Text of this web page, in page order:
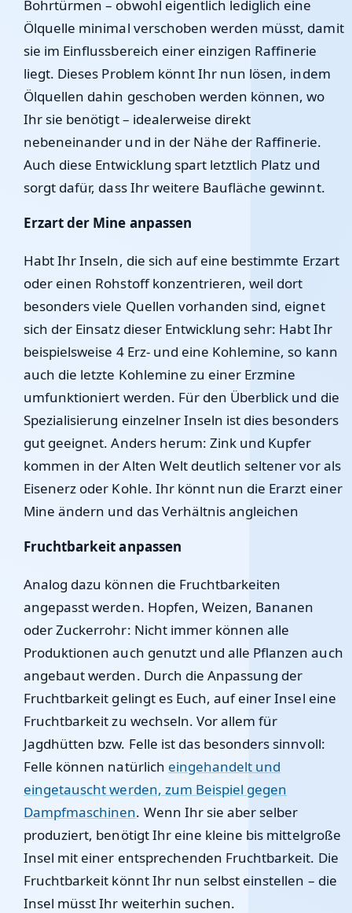
Bohrtürmen – obwohl eigentlich lediglich eine
Ölquelle minimal verschoben werden müsst, damit
sie im Einflussbereich einer einzigen Raffinerie
liegt. Dieses Problem könnt Ihr nun lösen, indem
Ölquellen dahin geschoben werden können, wo
Ihr sie benötigt – idealerweise direkt
nebeneinander und in der Nähe der Raffinerie.
Auch diese Entwicklung spart letztlich Platz und
sorgt dafür, dass Ihr weitere Baufläche gewinnt.
Erzart der Mine anpassen
Habt Ihr Inseln, die sich auf eine bestimmte Erzart
oder einen Rohstoff konzentrieren, weil dort
besonders viele Quellen vorhanden sind, eignet
sich der Einsatz dieser Entwicklung sehr: Habt Ihr
beispielsweise 4 Erz- und eine Kohlemine, so kann
auch die letzte Kohlemine zu einer Erzmine
umfunktioniert werden. Für den Überblick und die
Spezialisierung einzelner Inseln ist dies besonders
gut geeignet. Anders herum: Zink und Kupfer
kommen in der Alten Welt deutlich seltener vor als
Eisenerz oder Kohle. Ihr könnt nun die Erarzt einer
Mine ändern und das Verhältnis angleichen
Fruchtbarkeit anpassen
Analog dazu können die Fruchtbarkeiten
angepasst werden. Hopfen, Weizen, Bananen
oder Zuckerrohr: Nicht immer können alle
Produktionen auch genutzt und alle Pflanzen auch
angebaut werden. Durch die Anpassung der
Fruchtbarkeit gelingt es Euch, auf einer Insel eine
Fruchtbarkeit zu wechseln. Vor allem für
Jagdhütten bzw. Felle ist das besonders sinnvoll:
Felle können natürlich eingehandelt und
eingetauscht werden, zum Beispiel gegen
Dampfmaschinen. Wenn Ihr sie aber selber
produziert, benötigt Ihr eine kleine bis mittelgroße
Insel mit einer entsprechenden Fruchtbarkeit. Die
Fruchtbarkeit könnt Ihr nun selbst einstellen – die
Insel müsst Ihr weiterhin suchen.